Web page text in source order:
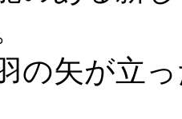
の矢が立